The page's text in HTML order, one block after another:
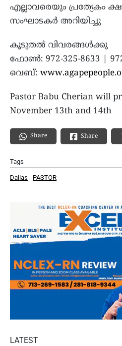
എല്ലാവരെയും പ്രത്യേകം
സംഘാടകര്‍ അറിയിച്ചു
കൂടുതല്‍ വിവരങ്ങള്‍ക്കു
ഫോണ്‍: 972-325-8633 |
വെബ്:
Pastor Babu Cherian will
November 13th and 14th
Share Share
Tags
Dallas PASTOR
LATEST